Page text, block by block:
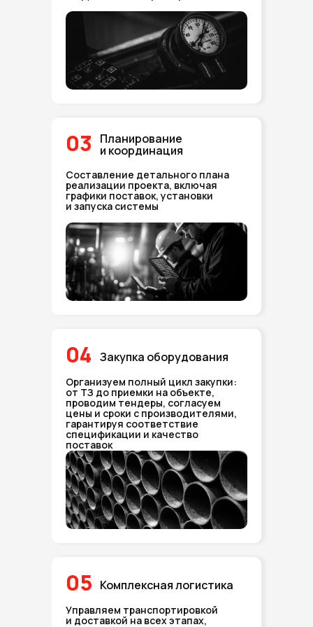
Закупка оборудования
Организуем полный цикл закупки:
от ТЗ до приемки на объекте,
проводим тендеры, согласуем
цены и сроки с производителями,
гарантируя соответствие
спецификации и качество
поставок
04
Комплексная логистика
Управляем транспортировкой
и доставкой на всех этапах,
05
Планирование
и координация
Составление детального плана
реализации проекта, включая
графики поставок, установки
и запуска системы
03